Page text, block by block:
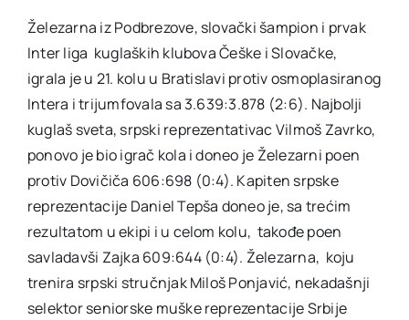
Železarna iz Podbrezove, slovački šampion i prvak
Inter liga kuglaških klubova Češke i Slovačke,
igrala je u 21. kolu u Bratislavi protiv osmoplasiranog
Intera i trijumfovala sa 3.639:3.878 (2:6). Najbolji
kuglaš sveta, srpski reprezentativac Vilmoš Zavrko,
ponovo je bio igrač kola i doneo je Železarni poen
protiv Dovičiča 606:698 (0:4). Kapiten srpske
reprezentacije Daniel Tepša doneo je, sa trećim
rezultatom u ekipi i u celom kolu, takođe poen
savladavši Zajka 609:644 (0:4). Železarna, koju
trenira srpski stručnjak Miloš Ponjavić, nekadašnji
selektor seniorske muške reprezentacije Srbije